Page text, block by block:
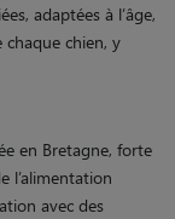
adaptées à l’âge,
chaque chien, y
en Bretagne, forte
l’alimentation
avec des